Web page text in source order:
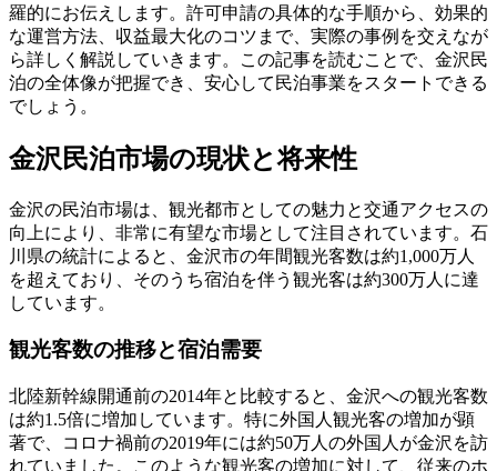
羅的にお伝えします。許可申請の具体的な手順から、効果的
な運営方法、収益最大化のコツまで、実際の事例を交えなが
ら詳しく解説していきます。この記事を読むことで、金沢民
泊の全体像が把握でき、安心して民泊事業をスタートできる
でしょう。
金沢民泊市場の現状と将来性
金沢の民泊市場は、観光都市としての魅力と交通アクセスの
向上により、非常に有望な市場として注目されています。石
川県の統計によると、金沢市の年間観光客数は約1,000万人
を超えており、そのうち宿泊を伴う観光客は約300万人に達
しています。
観光客数の推移と宿泊需要
北陸新幹線開通前の2014年と比較すると、金沢への観光客数
は約1.5倍に増加しています。特に外国人観光客の増加が顕
著で、コロナ禍前の2019年には約50万人の外国人が金沢を訪
れていました。このような観光客の増加に対して、従来のホ